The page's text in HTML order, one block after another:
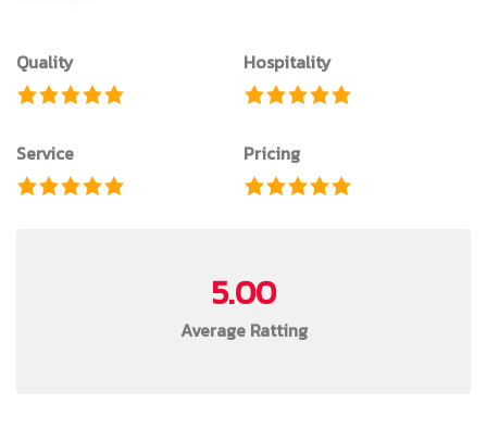
Quality Hospitality
Service Pricing
5.00
Average Ratting